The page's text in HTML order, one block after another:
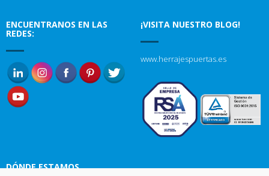
ENCUENTRANOS EN LAS
REDES:
¡VISITA NUESTRO BLOG!
www.herrajespuertas.es
DÓNDE ESTAMOS